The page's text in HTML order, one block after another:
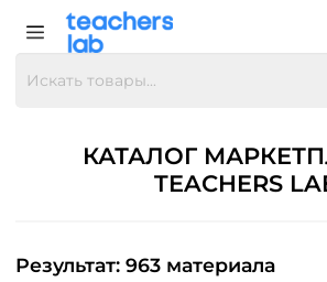
КАТАЛОГ
TEACHERS
Результат: 963 материала